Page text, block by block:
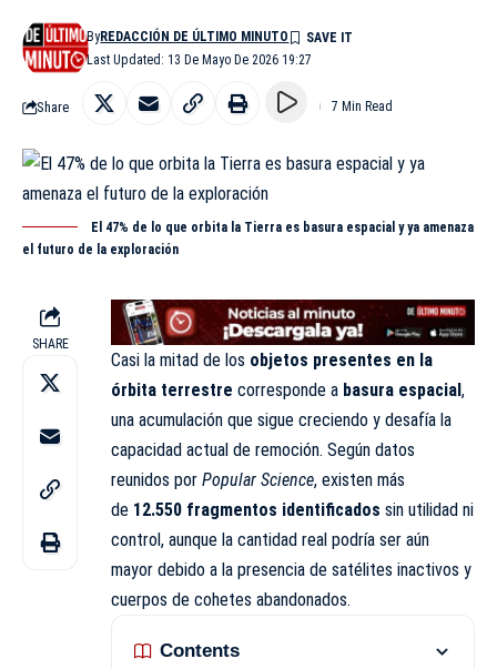
Last Updated: 13 De Mayo De 2026 19:27
ByREDACCIÓN DE ÚLTIMO MINUTO
Share 7 Min Read
El 47% de lo que orbita la Tierra es basura espacial y ya amenaza
el futuro de la exploración
SHARE
Casi la mitad de los objetos presentes en la
órbita terrestre corresponde a basura espacial,
una acumulación que sigue creciendo y desafía la
capacidad actual de remoción. Según datos
reunidos por Popular Science, existen más
de 12.550 fragmentos identificados sin utilidad ni
control, aunque la cantidad real podría ser aún
mayor debido a la presencia de satélites inactivos y
cuerpos de cohetes abandonados.
Contents